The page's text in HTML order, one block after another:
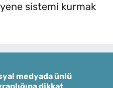
sistemi kurmak
medyada ünlü